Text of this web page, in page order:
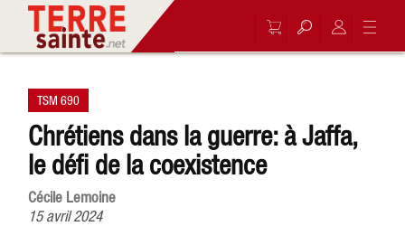
TSM 690
Chrétiens dans la guerre: à Jaffa,
le défi de la coexistence
Cécile Lemoine
15 avril 2024